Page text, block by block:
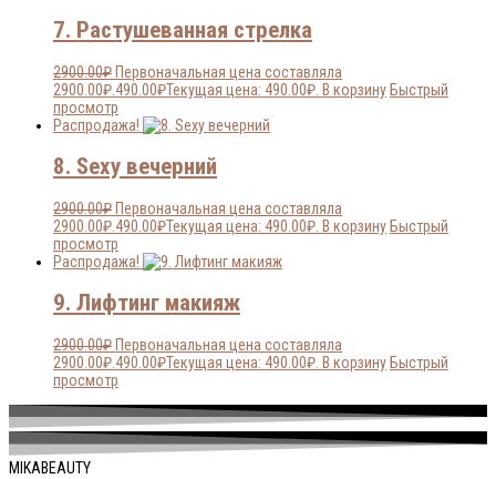
7. Растушеванная стрелка
2900.00₽ Первоначальная цена составляла
2900.00₽.490.00₽Текущая цена: 490.00₽. В корзину Быстрый
просмотр
Распродажа!
8. Sexy вечерний
2900.00₽ Первоначальная цена составляла
2900.00₽.490.00₽Текущая цена: 490.00₽. В корзину Быстрый
просмотр
Распродажа!
9. Лифтинг макияж
2900.00₽Первоначальная цена составляла
2900.00₽.490.00₽Текущая цена: 490.00₽. В корзинуБыстрый
просмотр
MIKABEAUTY